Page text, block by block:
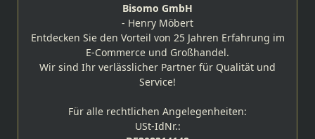
Bisomo GmbH
- Henry Möbert
Entdecken Sie den Vorteil von 25 Jahren Erfahrung im
E-Commerce und Großhandel.
Wir sind Ihr verlässlicher Partner für Qualität und
Service!
Für alle rechtlichen Angelegenheiten:
USt-IdNr.: